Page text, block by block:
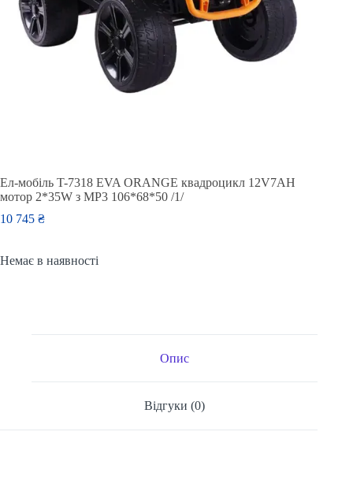
Ел-мобіль T-7318 EVA ORANGE квадроцикл 12V7AH
мотор 2*35W з MP3 106*68*50 /1/
10 745 ₴
Немає в наявності
Опис
Відгуки (0)